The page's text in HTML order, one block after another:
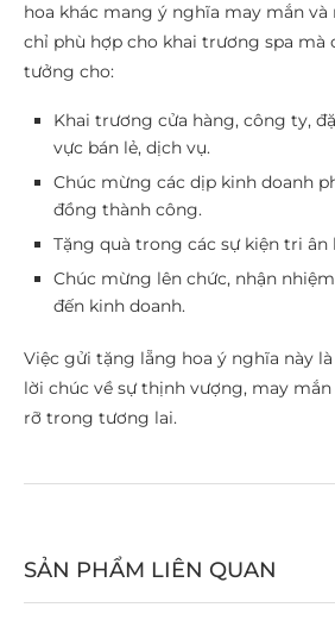
hoa khác mang ý nghĩa may mắn
chỉ phù hợp cho khai trương spa mà
tưởng cho:
Khai trương cửa hàng, công ty,
vực bán lẻ, dịch vụ.
Chúc mừng các dịp kinh doanh
đồng thành công.
Tặng quà trong các sự kiện tri ân
Chúc mừng lên chức, nhận
đến kinh doanh.
Việc gửi tặng lẵng hoa ý nghĩa này
lời chúc về sự thịnh vượng, may
rỡ trong tương lai.
SẢN PHẨM LIÊN QUAN